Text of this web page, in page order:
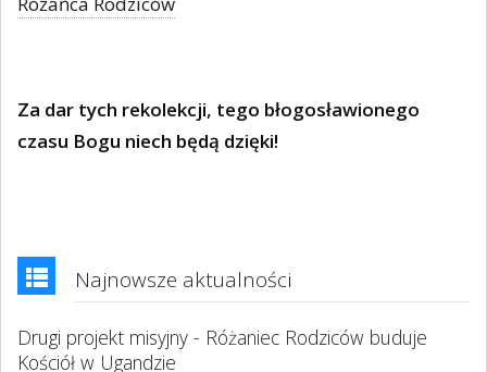
Za dar tych rekolekcji, tego błogosławionego
czasu Bogu niech będą dzięki!
Najnowsze aktualności
Drugi projekt misyjny - Różaniec Rodziców buduje
Kościół w Ugandzie